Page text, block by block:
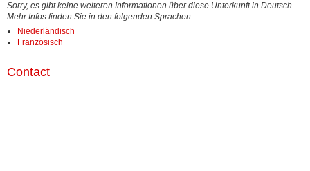
Sorry, es gibt keine weiteren Informationen über diese Unterkunft in Deutsch.
Mehr Infos finden Sie in den folgenden Sprachen:
Niederländisch
Französisch
Contact